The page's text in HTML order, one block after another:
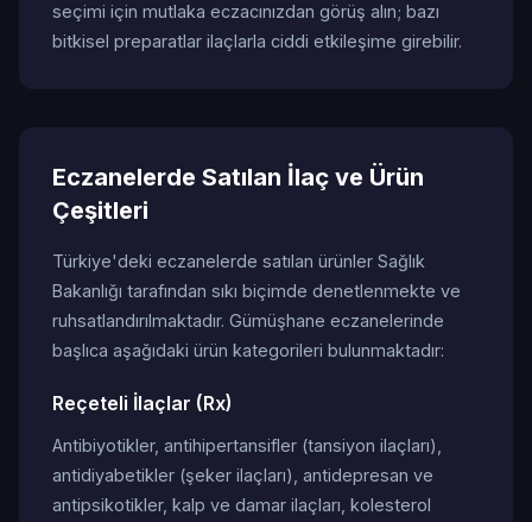
seçimi için mutlaka eczacınızdan görüş alın; bazı
bitkisel preparatlar ilaçlarla ciddi etkileşime girebilir.
Eczanelerde Satılan İlaç ve Ürün
Çeşitleri
Türkiye'deki eczanelerde satılan ürünler Sağlık
Bakanlığı tarafından sıkı biçimde denetlenmekte ve
ruhsatlandırılmaktadır. Gümüşhane eczanelerinde
başlıca aşağıdaki ürün kategorileri bulunmaktadır:
Reçeteli İlaçlar (Rx)
Antibiyotikler, antihipertansifler (tansiyon ilaçları),
antidiyabetikler (şeker ilaçları), antidepresan ve
antipsikotikler, kalp ve damar ilaçları, kolesterol